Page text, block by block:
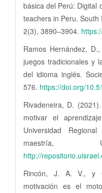
básica del Perú: Digital
teachers in Peru.
2(3), 3890–3904.
Ramos Hernández,
juegos tradicionales y
del idioma inglés.
576. https://doi.org/
Rivadeneira, D.
motivar el
Universidad
maestría,
http://
Rincón, J. A. V., y
motivación es el